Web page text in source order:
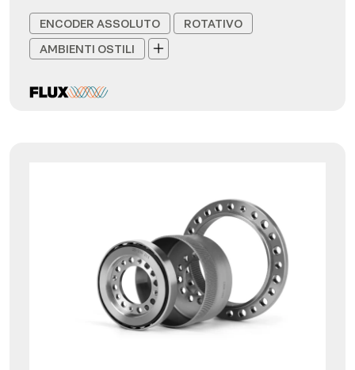
ENCODER ASSOLUTO
ROTATIVO
AMBIENTI OSTILI